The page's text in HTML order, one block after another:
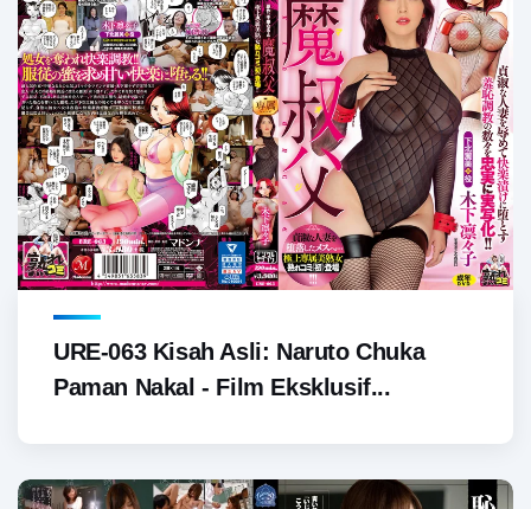
URE-063 Kisah Asli: Naruto Chuka
Paman Nakal - Film Eksklusif...